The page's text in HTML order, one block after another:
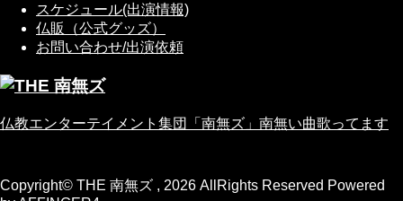
スケジュール(出演情報)
仏販（公式グッズ）
お問い合わせ/出演依頼
仏教エンターテイメント集団「南無ズ」南無い曲歌ってます
Copyright© THE 南無ズ , 2026 AllRights Reserved Powered